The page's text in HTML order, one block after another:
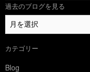
過去のブログを見る
過
去
ブ
ロ
カテゴリー
Blog